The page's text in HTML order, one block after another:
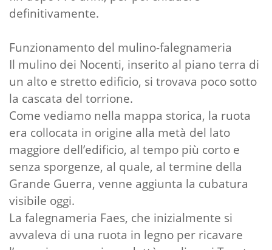
definitivamente.
Funzionamento del mulino-falegnameria
Il mulino dei Nocenti, inserito al piano terra di
un alto e stretto edificio, si trovava poco sotto
la cascata del torrione.
Come vediamo nella mappa storica, la ruota
era collocata in origine alla metà del lato
maggiore dell’edificio, al tempo più corto e
senza sporgenze, al quale, al termine della
Grande Guerra, venne aggiunta la cubatura
visibile oggi.
La falegnameria Faes, che inizialmente si
avvaleva di una ruota in legno per ricavare